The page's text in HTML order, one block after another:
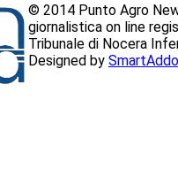
© 2014 Punto Agro
giornalistica on line
Tribunale di Nocera
Designed by